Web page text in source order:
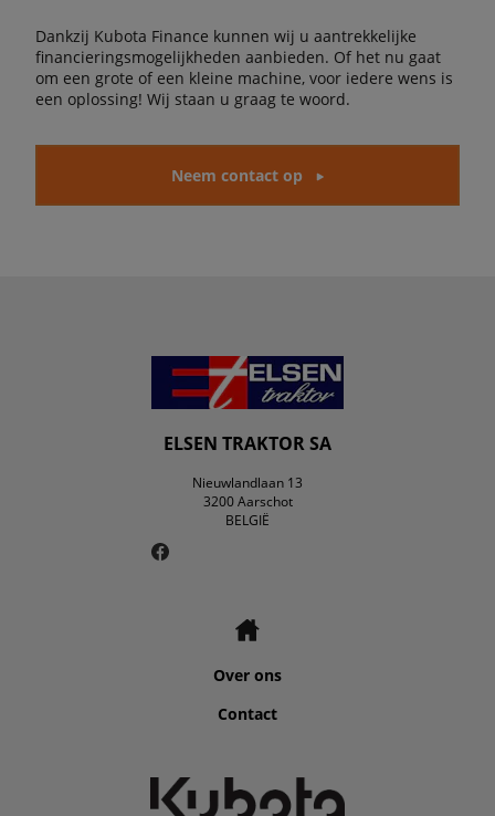
Dankzij Kubota Finance kunnen wij u aantrekkelijke
financieringsmogelijkheden aanbieden. Of het nu gaat
om een grote of een kleine machine, voor iedere wens is
een oplossing! Wij staan u graag te woord.
Neem contact op
ELSEN TRAKTOR SA
Nieuwlandlaan 13
3200 Aarschot
BELGIË
Over ons
Contact